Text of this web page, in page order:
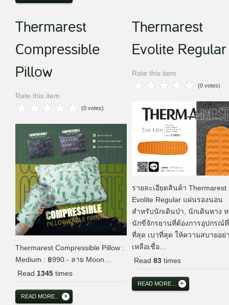
Thermarest
Compressible
Pillow
Rate this item
(0 votes)
Thermarest Compressible Pillow :
Medium : ฿990.- ลาย Moon…
Read 1345 times
READ MORE...
Thermarest
Evolite Regular
Rate this item
(0 votes)
รายละเอียดสินค้า Thermarest
Evolite Regular แผ่นรองนอน
สำหรับนักเดินป่า, นักเดินทาง
นักขี่จักรยานที่ต้องการอุปกรณ์ที่
ที่สุด เบาที่สุด ให้ความสบายอย่
เหลือเชื่อ…
Read 83times
READ MORE...